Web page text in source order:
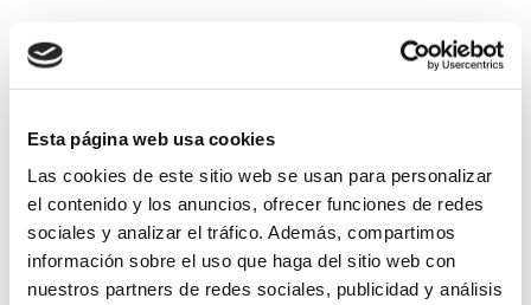
Esta página web usa cookies
Las cookies de este sitio web se usan para personalizar
el contenido y los anuncios, ofrecer funciones de redes
sociales y analizar el tráfico. Además, compartimos
información sobre el uso que haga del sitio web con
nuestros partners de redes sociales, publicidad y análisis
Esta cocina distribuida linealmente está compuesta por
muebles estatrificados gris antracita con encimera laminada
en Ceppo di Gré. Los interiores realizados en grafeno y
nogal le aportan a la cocina un carácter especial. Está
equipada en la zona de aguas con Dake fregadero y con los
exclusivos electrodomésticos Miele que se integran a la
perfección con el acabado gris antracita.
Marca: Santos